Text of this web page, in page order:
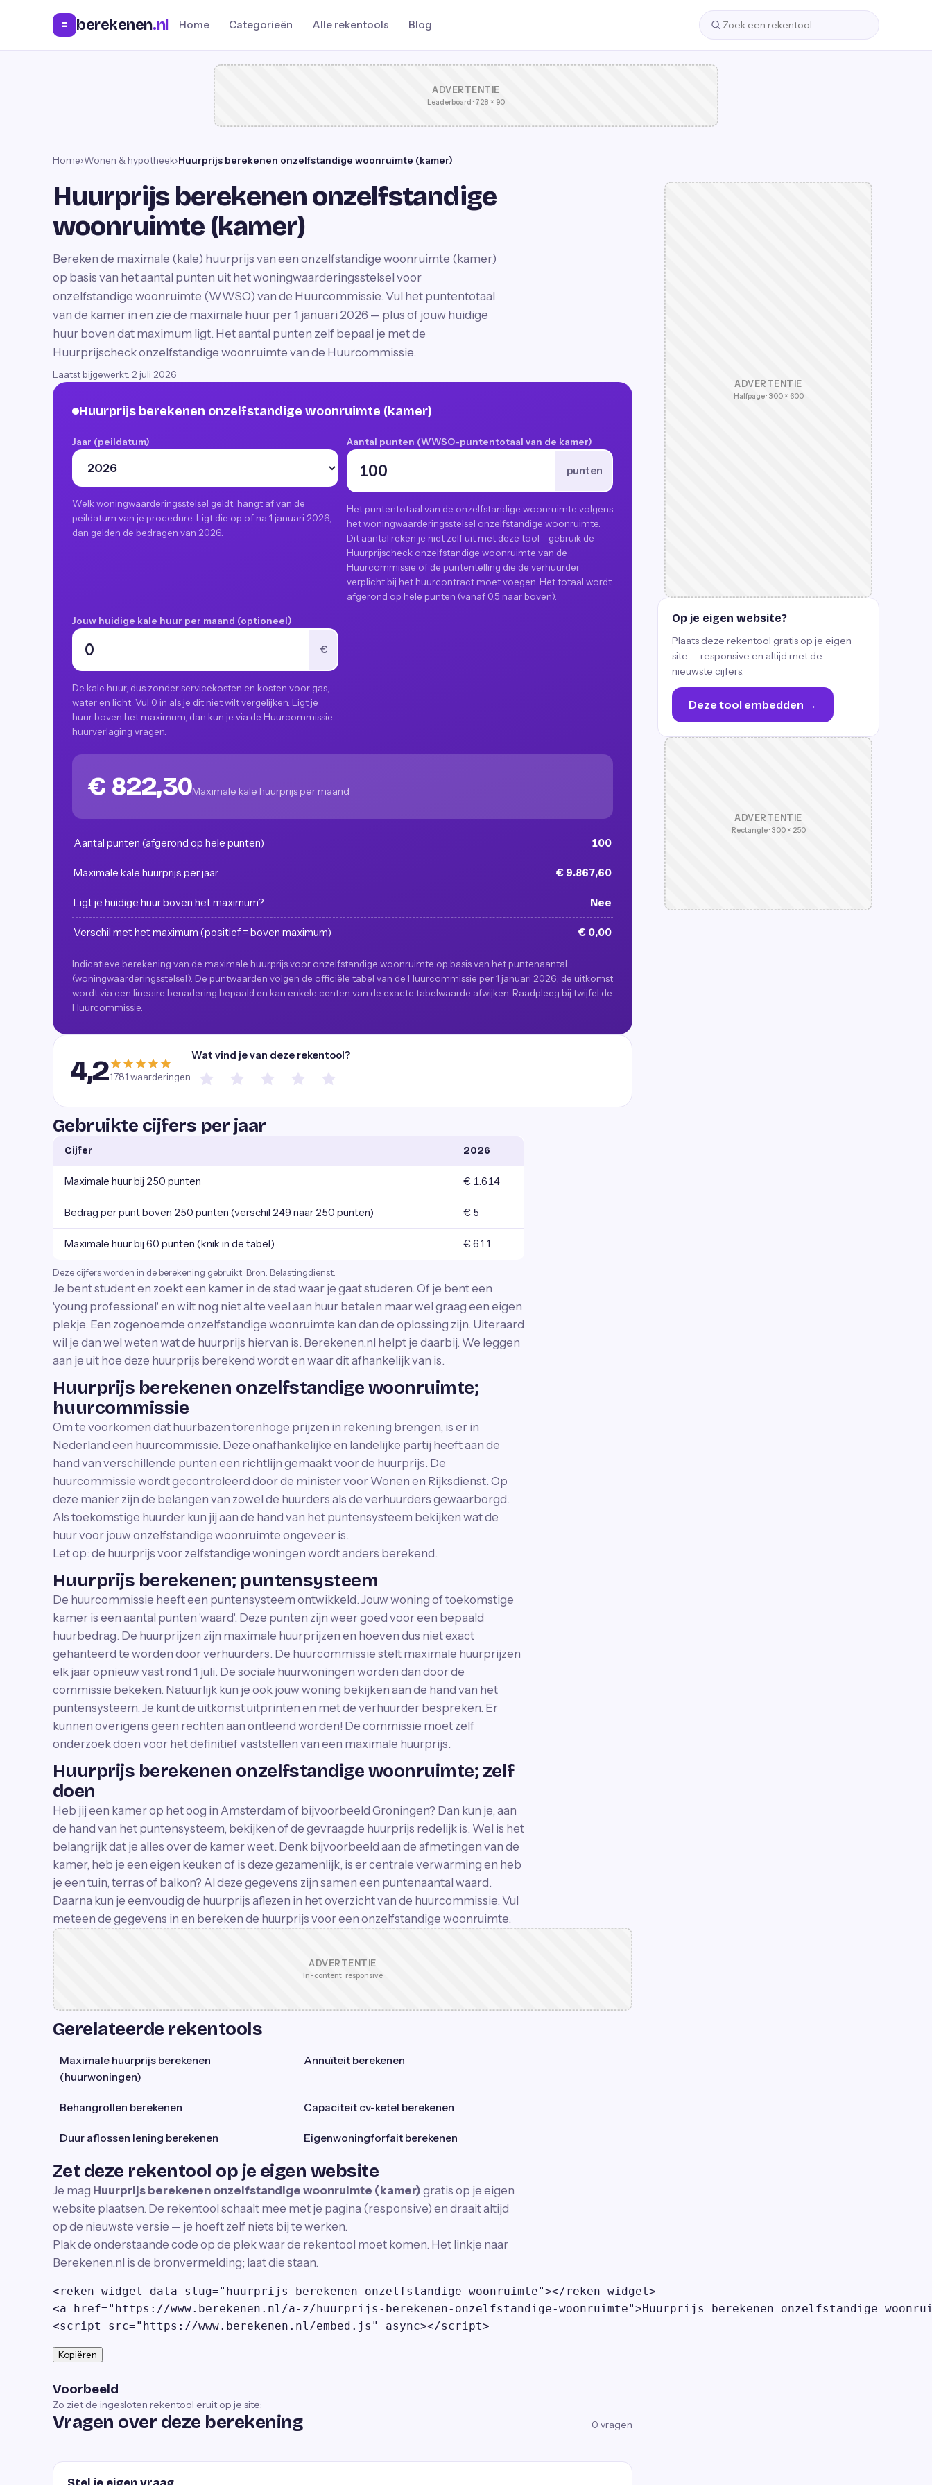
= berekenen.nl Home Categorieën Alle rekentools Blog
ADVERTENTIE
Leaderboard · 728 × 90
Home›Wonen & hypotheek›Huurprijs berekenen onzelfstandige woonruimte (kamer)
Huurprijs berekenen onzelfstandige
woonruimte (kamer)
Bereken de maximale (kale) huurprijs van een onzelfstandige woonruimte (kamer)
op basis van het aantal punten uit het woningwaarderingsstelsel voor
onzelfstandige woonruimte (WWSO) van de Huurcommissie. Vul het puntentotaal
van de kamer in en zie de maximale huur per 1 januari 2026 — plus of jouw huidige
huur boven dat maximum ligt. Het aantal punten zelf bepaal je met de
Huurprijscheck onzelfstandige woonruimte van de Huurcommissie.
Laatst bijgewerkt: 2 juli 2026
Huurprijs berekenen onzelfstandige woonruimte (kamer)
Jaar (peildatum)
Welk woningwaarderingsstelsel geldt, hangt af van de
peildatum van je procedure. Ligt die op of na 1 januari 2026,
dan gelden de bedragen van 2026.
Aantal punten (WWSO-puntentotaal van de kamer)
punten
Het puntentotaal van de onzelfstandige woonruimte volgens
het woningwaarderingsstelsel onzelfstandige woonruimte.
Dit aantal reken je niet zelf uit met deze tool - gebruik de
Huurprijscheck onzelfstandige woonruimte van de
Huurcommissie of de puntentelling die de verhuurder
verplicht bij het huurcontract moet voegen. Het totaal wordt
afgerond op hele punten (vanaf 0,5 naar boven).
Jouw huidige kale huur per maand (optioneel)
€
De kale huur, dus zonder servicekosten en kosten voor gas,
water en licht. Vul 0 in als je dit niet wilt vergelijken. Ligt je
huur boven het maximum, dan kun je via de Huurcommissie
huurverlaging vragen.
€ 822,30Maximale kale huurprijs per maand
Aantal punten (afgerond op hele punten) 100
Maximale kale huurprijs per jaar € 9.867,60
Ligt je huidige huur boven het maximum? Nee
Verschil met het maximum (positief = boven maximum) € 0,00
Indicatieve berekening van de maximale huurprijs voor onzelfstandige woonruimte op basis van het puntenaantal
(woningwaarderingsstelsel). De puntwaarden volgen de officiële tabel van de Huurcommissie per 1 januari 2026; de uitkomst
wordt via een lineaire benadering bepaald en kan enkele centen van de exacte tabelwaarde afwijken. Raadpleeg bij twijfel de
Huurcommissie.
4,21.781 waarderingen
Wat vind je van deze rekentool?
Gebruikte cijfers per jaar
Cijfer 2026
Maximale huur bij 250 punten € 1.614
Bedrag per punt boven 250 punten (verschil 249 naar 250 punten) € 5
Maximale huur bij 60 punten (knik in de tabel) € 611
Deze cijfers worden in de berekening gebruikt. Bron: Belastingdienst.
Je bent student en zoekt een kamer in de stad waar je gaat studeren. Of je bent een
'young professional' en wilt nog niet al te veel aan huur betalen maar wel graag een eigen
plekje. Een zogenoemde onzelfstandige woonruimte kan dan de oplossing zijn. Uiteraard
wil je dan wel weten wat de huurprijs hiervan is. Berekenen.nl helpt je daarbij. We leggen
aan je uit hoe deze huurprijs berekend wordt en waar dit afhankelijk van is.
Huurprijs berekenen onzelfstandige woonruimte;
huurcommissie
Om te voorkomen dat huurbazen torenhoge prijzen in rekening brengen, is er in
Nederland een huurcommissie. Deze onafhankelijke en landelijke partij heeft aan de
hand van verschillende punten een richtlijn gemaakt voor de huurprijs. De
huurcommissie wordt gecontroleerd door de minister voor Wonen en Rijksdienst. Op
deze manier zijn de belangen van zowel de huurders als de verhuurders gewaarborgd.
Als toekomstige huurder kun jij aan de hand van het puntensysteem bekijken wat de
huur voor jouw onzelfstandige woonruimte ongeveer is.
Let op: de huurprijs voor zelfstandige woningen wordt anders berekend.
Huurprijs berekenen; puntensysteem
De huurcommissie heeft een puntensysteem ontwikkeld. Jouw woning of toekomstige
kamer is een aantal punten 'waard'. Deze punten zijn weer goed voor een bepaald
huurbedrag. De huurprijzen zijn maximale huurprijzen en hoeven dus niet exact
gehanteerd te worden door verhuurders. De huurcommissie stelt maximale huurprijzen
elk jaar opnieuw vast rond 1 juli. De sociale huurwoningen worden dan door de
commissie bekeken. Natuurlijk kun je ook jouw woning bekijken aan de hand van het
puntensysteem. Je kunt de uitkomst uitprinten en met de verhuurder bespreken. Er
kunnen overigens geen rechten aan ontleend worden! De commissie moet zelf
onderzoek doen voor het definitief vaststellen van een maximale huurprijs.
Huurprijs berekenen onzelfstandige woonruimte; zelf
doen
Heb jij een kamer op het oog in Amsterdam of bijvoorbeeld Groningen? Dan kun je, aan
de hand van het puntensysteem, bekijken of de gevraagde huurprijs redelijk is. Wel is het
belangrijk dat je alles over de kamer weet. Denk bijvoorbeeld aan de afmetingen van de
kamer, heb je een eigen keuken of is deze gezamenlijk, is er centrale verwarming en heb
je een tuin, terras of balkon? Al deze gegevens zijn samen een puntenaantal waard.
Daarna kun je eenvoudig de huurprijs aflezen in het overzicht van de huurcommissie. Vul
meteen de gegevens in en bereken de huurprijs voor een onzelfstandige woonruimte.
ADVERTENTIE
In-content · responsive
Gerelateerde rekentools
Maximale huurprijs berekenen
(huurwoningen)
Annuïteit berekenen
Behangrollen berekenen Capaciteit cv-ketel berekenen
Duur aflossen lening berekenen Eigenwoningforfait berekenen
Zet deze rekentool op je eigen website
Je mag Huurprijs berekenen onzelfstandige woonruimte (kamer) gratis op je eigen
website plaatsen. De rekentool schaalt mee met je pagina (responsive) en draait altijd
op de nieuwste versie — je hoeft zelf niets bij te werken.
Plak de onderstaande code op de plek waar de rekentool moet komen. Het linkje naar
Berekenen.nl is de bronvermelding; laat die staan.
<reken-widget data-slug="huurprijs-berekenen-onzelfstandige-woonruimte"></reken-widget>
<a href="https://www.berekenen.nl/a-z/huurprijs-berekenen-onzelfstandige-woonruimte">Huurprijs berekenen onzelfstandige
<script src="https://www.berekenen.nl/embed.js" async></script>
Kopiëren
Voorbeeld
Zo ziet de ingesloten rekentool eruit op je site:
Vragen over deze berekening 0 vragen
ADVERTENTIE
Halfpage · 300 × 600
Op je eigen website?
Plaats deze rekentool gratis op je eigen
site — responsive en altijd met de
nieuwste cijfers.
Deze tool embedden →
ADVERTENTIE
Rectangle · 300 × 250